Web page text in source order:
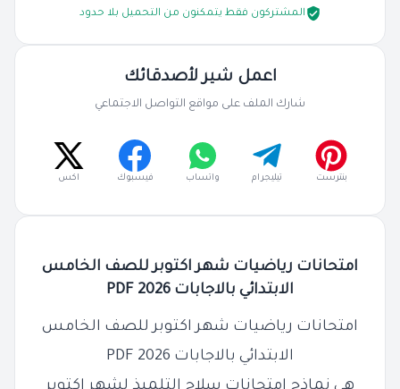
امتحانات رياضيات شهر اكتوبر للصف الخامس
الابتدائي بالاجابات 2026 PDF
امتحانات رياضيات شهر اكتوبر للصف الخامس
الابتدائي بالاجابات 2026 PDF
المشتركون فقط يتمكنون من التحميل بلا حدود
اعمل شير لأصدقائك
شارك الملف على مواقع التواصل الاجتماعي
بنترست تيليجرام واتساب فيسبوك اكس